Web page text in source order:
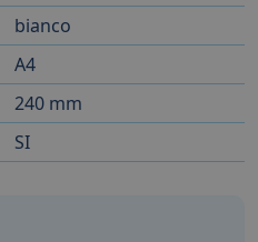
bianco
A4
240 mm
SI